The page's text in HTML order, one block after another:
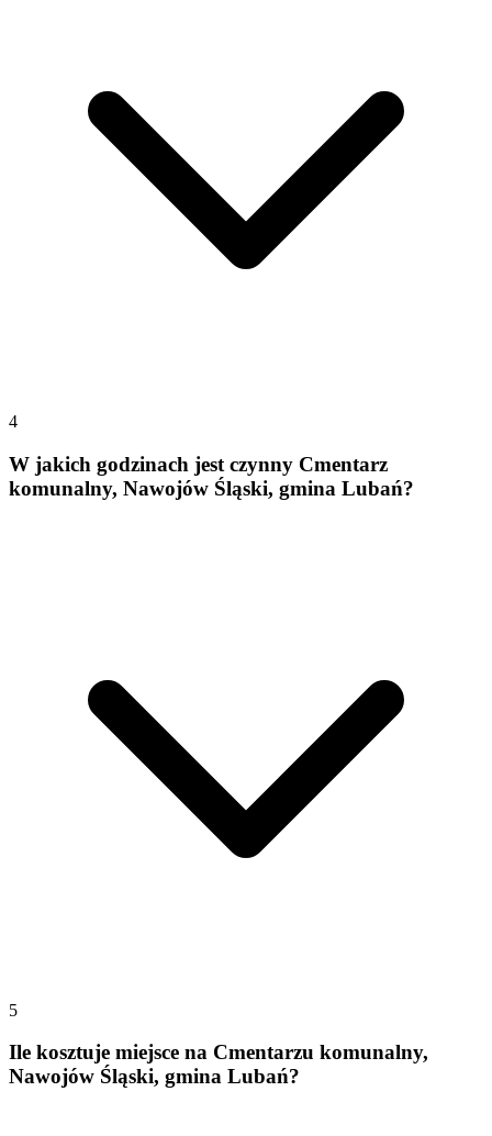
4
W jakich godzinach jest czynny Cmentarz
komunalny, Nawojów Śląski, gmina Lubań?
5
Ile kosztuje miejsce na Cmentarzu komunalny,
Nawojów Śląski, gmina Lubań?